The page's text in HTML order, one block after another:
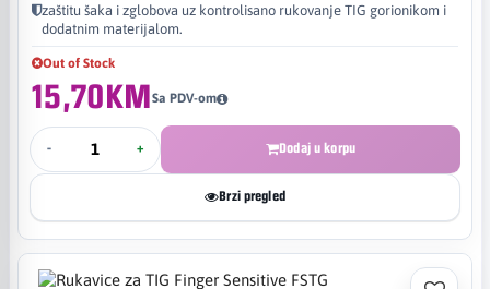
zaštitu šaka i zglobova uz kontrolisano rukovanje TIG gorionikom i
dodatnim materijalom.
Out of Stock
15,70KMSa PDV-om
- + Dodaj u korpu
Brzi pregled